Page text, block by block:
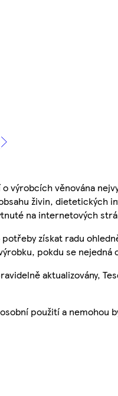
výrobcích věnována
živin, dietetických
na internetových
získat radu
pokdu se nejedná
aktualizovány,
použití a